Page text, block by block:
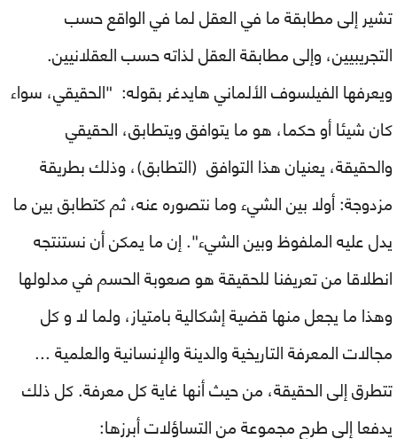
تشير إلى مطابقة ما في العقل لما في الواقع حسب
التجريبيين، وإلى مطابقة العقل لذاته حسب العقلانيين.
ويعرفها الفيلسوف الألماني هايدغر بقوله: "الحقيقي، سواء
كان شيئا أو حكما، هو ما يتوافق ويتطابق، الحقيقي
والحقيقة، يعنيان هذا التوافق (التطابق)، وذلك بطريقة
مزدوجة: أولا بين الشيء وما نتصوره عنه، ثم كتطابق بين ما
يدل عليه الملفوظ وبين الشيء". إن ما يمكن أن نستنتجه
انطلاقا من تعريفنا للحقيقة هو صعوبة الحسم في مدلولها
وهذا ما يجعل منها قضية إشكالية بامتياز، ولما لا و كل
مجالات المعرفة التاريخية والدينة والإنسانية والعلمية ...
تتطرق إلى الحقيقة، من حيث أنها غاية كل معرفة. كل ذلك
يدفعا إلى طرح مجموعة من التساؤلات أبرزها: